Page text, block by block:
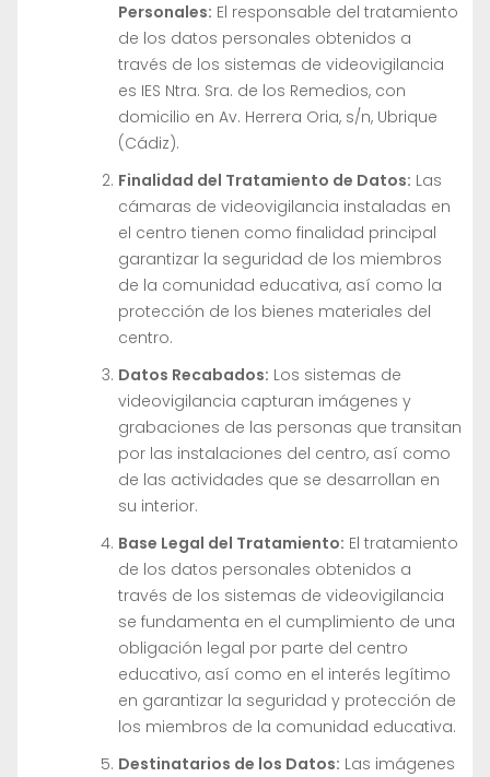
Personales: El responsable del tratamiento
de los datos personales obtenidos a
través de los sistemas de videovigilancia
es IES Ntra. Sra. de los Remedios, con
domicilio en Av. Herrera Oria, s/n, Ubrique
(Cádiz).
Finalidad del Tratamiento de Datos: Las
cámaras de videovigilancia instaladas en
el centro tienen como finalidad principal
garantizar la seguridad de los miembros
de la comunidad educativa, así como la
protección de los bienes materiales del
centro.
Datos Recabados: Los sistemas de
videovigilancia capturan imágenes y
grabaciones de las personas que transitan
por las instalaciones del centro, así como
de las actividades que se desarrollan en
su interior.
Base Legal del Tratamiento: El tratamiento
de los datos personales obtenidos a
través de los sistemas de videovigilancia
se fundamenta en el cumplimiento de una
obligación legal por parte del centro
educativo, así como en el interés legítimo
en garantizar la seguridad y protección de
los miembros de la comunidad educativa.
Destinatarios de los Datos: Las imágenes